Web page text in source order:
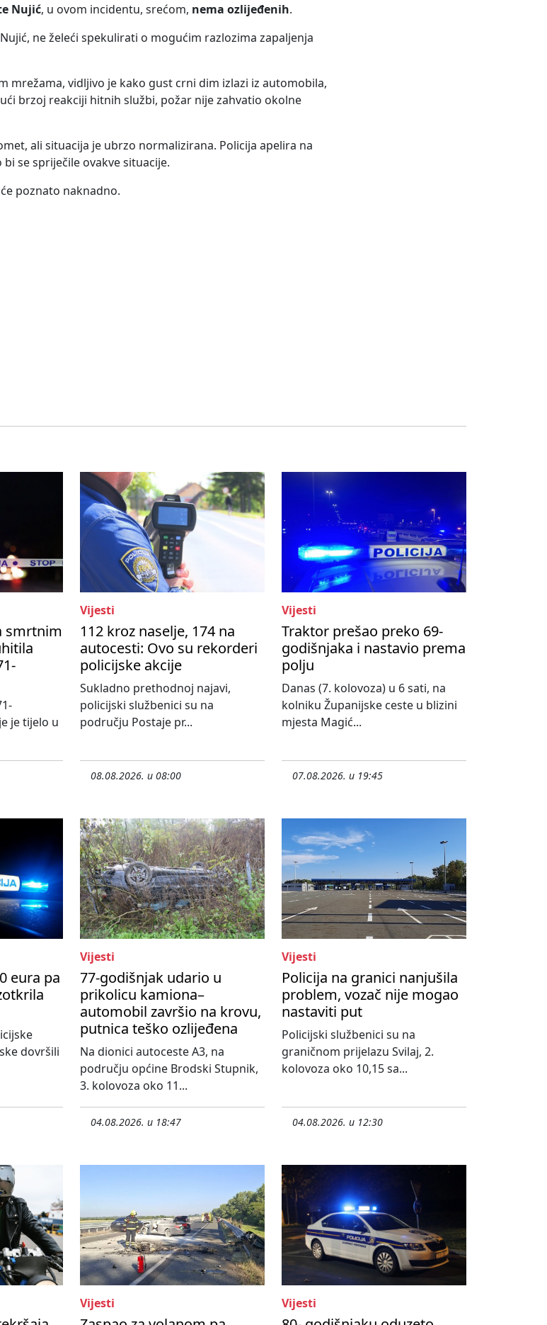
Nujić, u ovom incidentu, srećom, nema ozlijeđenih.
ne želeći spekulirati o mogućim razlozima zapaljenja
mrežama, vidljivo je kako gust crni dim izlazi iz automobila,
brzoj reakciji hitnih službi, požar nije zahvatio okolne
ali situacija je ubrzo normalizirana. Policija apelira na
se spriječile ovakve situacije.
poznato naknadno.
smrtnim
je tijelo u
Vijesti
112 kroz naselje, 174 na
autocesti: Ovo su rekorderi
policijske akcije
Sukladno prethodnoj najavi,
policijski službenici su na
području Postaje pr...
08.08.2026. u 08:00
Vijesti
Traktor prešao preko 69-
godišnjaka i nastavio prema
polju
Danas (7. kolovoza) u 6 sati, na
kolniku Županijske ceste u blizini
mjesta Magić...
07.08.2026. u 19:45
eura pa
dovršili
Vijesti
77-godišnjak udario u
prikolicu kamiona–
automobil završio na krovu,
putnica teško ozlijeđena
Na dionici autoceste A3, na
području općine Brodski Stupnik,
3. kolovoza oko 11...
04.08.2026. u 18:47
Vijesti
Policija na granici nanjušila
problem, vozač nije mogao
nastaviti put
Policijski službenici su na
graničnom prijelazu Svilaj, 2.
kolovoza oko 10,15 sa...
04.08.2026. u 12:30
Vijesti Vijesti